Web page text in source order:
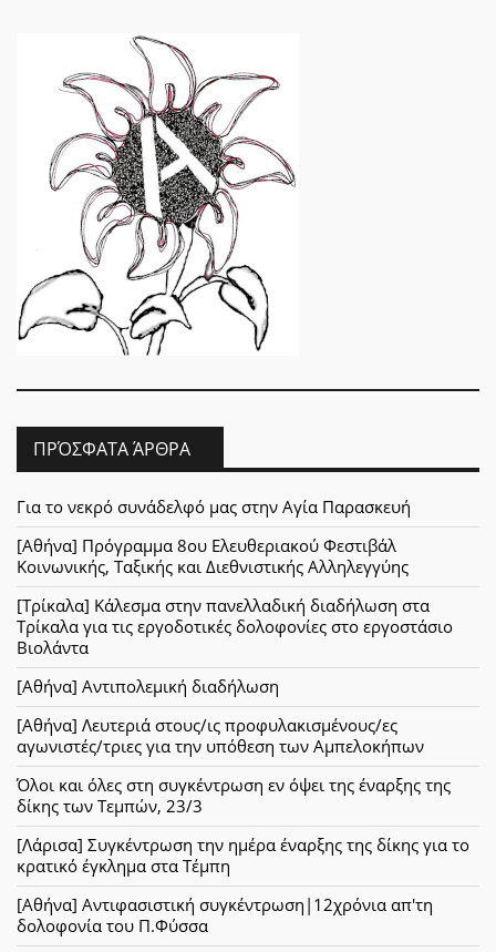
ΠΡΌΣΦΑΤΑ ΆΡΘΡΑ
Για το νεκρό συνάδελφό μας στην Αγία Παρασκευή
[Αθήνα] Πρόγραμμα 8ου Ελευθεριακού Φεστιβάλ
Κοινωνικής, Ταξικής και Διεθνιστικής Αλληλεγγύης
[Τρίκαλα] Κάλεσμα στην πανελλαδική διαδήλωση στα
Τρίκαλα για τις εργοδοτικές δολοφονίες στο εργοστάσιο
Βιολάντα
[Αθήνα] Αντιπολεμική διαδήλωση
[Αθήνα] Λευτεριά στους/ις προφυλακισμένους/ες
αγωνιστές/τριες για την υπόθεση των Αμπελοκήπων
Όλοι και όλες στη συγκέντρωση εν όψει της έναρξης της
δίκης των Τεμπών, 23/3
[Λάρισα] Συγκέντρωση την ημέρα έναρξης της δίκης για το
κρατικό έγκλημα στα Τέμπη
[Αθήνα] Αντιφασιστική συγκέντρωση|12χρόνια απ'τη
δολοφονία του Π.Φύσσα